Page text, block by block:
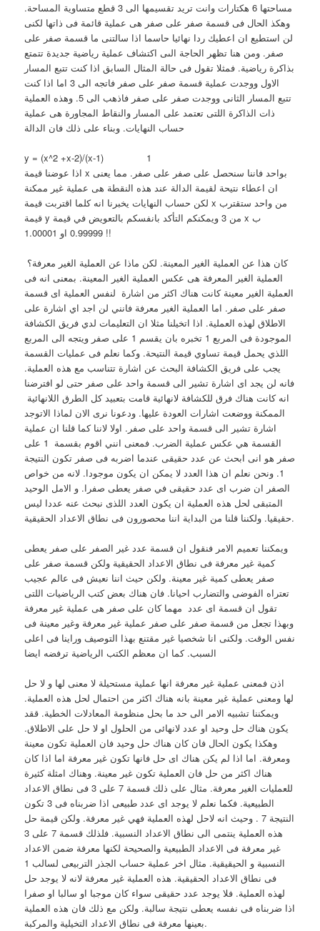
مساحتها 6 هكتارات وانت تريد تقسيمها الى 3 قطع متساوية المساحة.
وهكذ الحال فى قسمة صفر على صفر هى عملية قائمة فى ذاتها لكنى
لن استطيع ان اعطيك ردا نهائيا حاسما اذا سالتنى ما قسمة صفر على
صفر. ومن هنا تظهر الحاجة الىى اكتشاف عملية رياضية جديدة تتمتع
بذاكرة رياضية. فمثلا تقول فى حالة المثال السابق اذا كنت تتبع المسار
الاول ووجدت عملية قسمة صفر على صفر فاتجه الى 3 اما اذا كنت
تتبع المسار الثانى ووجدت صفر على صفر فاذهب الى 5. وهذه العملية
ذات الذاكرة اللتى تعتمد على المسار والنقاط المجاورة هى عملية
حساب النهايات. وبناء على ذلك فان الدالة
y = (x^2 +x-2)/(x-1) 1
اذا عوضنا قيمة x بواحد فاننا سنحصل على صفر على صفر. مما يعنى
ان اعطاء نتيحة لقيمة الدالة عند هذه النقطة هى عملية غير ممكنة
لكن حساب النهايات يخبرنا انه كلما اقتربت قيمة x من واحد ستقترب
قيمة y من 3 ويمكنكم التأكد بانفسكم بالتعويض في قيمة x ب
0.99999 او 1.00001 !!
كان هذا عن العملية الغير المعينة. لكن ماذا عن العملية الغير معرفة؟
العملية الغير المعرفة هى عكس العملية الغير المعينة. بمعنى انه فى
العملية الغير معينة كانت هناك اكثر من اشارة لنفس العملية اى قسمة
صفر على صفر. اما العملية الغير معرفة فانني لن اجد اي اشارة على
الاطلاق لهذه العملية. اذا اتخيلنا مثلا ان التعليمات لدي فريق الكشافة
الموجودة فى المربع 1 تخبره بان يقسم 1 على صفر ويتجه الى المربع
اللذي يحمل قيمة تساوي قيمة النتيحة. وكما نعلم فى عمليات القسمة
يجب على فريق الكشافة البحث عن اشارة تتناسب مع هذه العملية.
فانه لن يجد اى اشارة تشير الى قسمة واحد على صفر حتى لو افترضنا
انه كانت هناك فرق للكشافة لانهائية قامت بتعبيد كل الطرق اللانهائية
الممكنة ووضعت اشارات العودة عليها. ودعونا نرى الان لماذا الاتوجد
اشارة تشير الى قسمة واحد على صفر. اولا لاننا كما قلنا ان عملية
القسمة هي عكس عملية الضرب. فمعنى انني اقوم بقسمة 1 على
صفر هو انى ابحث عن عدد حقيقى عندما اضربه فى صفر تكون النتيجة
1. ونحن نعلم ان هذا العدد لا يمكن ان يكون موجودا. لانه من خواص
الصفر ان ضرب اى عدد حقيقى في صفر يعطى صفرا. و الامل الوحيد
المتبقى لحل هذه العملية ان يكون العدد اللذى نبحث عنه عددا ليس
حقيقيا. ولكننا قلنا من البداية اننا محصورون فى نطاق الاعداد الحقيقية.
ويمكننا تعميم الامر فنقول ان قسمة عدد غير الصفر على صفر يعطى
كمية غير معرفة فى نطاق الاعداد الحقيقية ولكن قسمة صفر على
صفر يعطى كمية غير معينة. ولكن حيث اننا نعيش فى عالم عجيب
تعتراه الفوضى والتضارب احيانا. فان هناك بعض كتب الرياضيات اللتى
تقول ان قسمة اى عدد مهما كان على صفر هى عملية غير معرفة
وبهذا تجعل من قسمة صفر على صفر عملية غير معرفة وغير معينة فى
نفس الوقت. ولكنى انا شخصيا غير مقتنع بهذا التوصيف وراينا فى اعلى
السبب. كما ان معظم الكتب الرياضية ترفضه ايضا
اذن فمعنى عملية غير معرفة انها عملية مستحيلة لا معنى لها و لا حل
لها ومعنى عملية غير معينة بانه هناك اكثر من احتمال لحل هذه العملية.
ويمكننا تشبيه الامر الى حد ما بحل منظومة المعادلات الخطية. ققد
يكون هناك حل وحيد او عدد لانهائى من الحلول او لا حل على الاطلاق.
وهكذا يكون الحال فان كان هناك حل وحيد فان العملية تكون معينة
ومعرفة. اما اذا لم يكن هناك اى حل فانها تكون غير معرفة اما اذا كان
هناك اكثر من حل فان العملية تكون غير معينة. وهناك امثلة كثيرة
للعمليات الغير معرفة. مثال على ذلك قسمة 7 على 3 فى نطاق الاعداد
الطبيعية. فكما نعلم لا يوجد اى عدد طبيعى اذا ضربناه فى 3 تكون
النتيجة 7 . وحيث انه لاحل لهذه العملية فهي غير معرفة. ولكن قيمة حل
هذه العملية ينتمى الى نطاق الاعداد النسبية. فلذلك قسمة 7 على 3
غير معرفة فى الاعداد الطبيعية والصحيحة لكنها معرفة ضمن الاعداد
النسبية و الحيقيقية. مثال اخر عملية حساب الجذر التربيعى لسالب 1
فى نطاق الاعداد الحقيقية. هذه العملية غير معرفة لانه لا يوجد حل
لهذه العملية. فلا يوجد عدد حقيقى سواء كان موجبا او سالبا او صفرا
اذا ضربناه فى نفسه يعطى نتيجة سالبة. ولكن مع ذلك فان هذه العملية
بعينها معرفة فى نطاق الاعداد التخيلية والمركبة.